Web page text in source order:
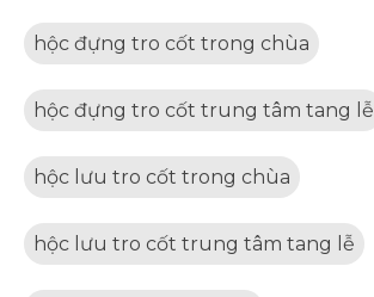
hộc đựng tro cốt trong chùa
hộc đựng tro cốt trung tâm tang lễ
hộc lưu tro cốt trong chùa
hộc lưu tro cốt trung tâm tang lễ